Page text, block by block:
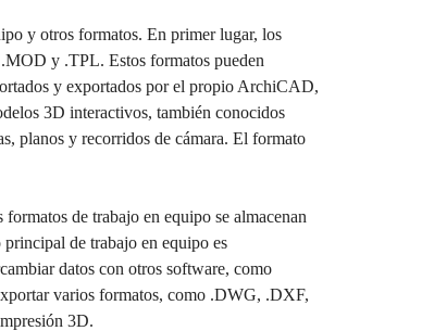
y otros formatos. En primer lugar, los
y .TPL. Estos formatos pueden
y exportados por el propio ArchiCAD,
3D interactivos, también conocidos
planos y recorridos de cámara. El formato
de trabajo en equipo se almacenan
de trabajo en equipo es
datos con otros software, como
varios formatos, como .DWG, .DXF,
3D.